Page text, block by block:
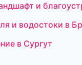
и
и водостоки в
в Сургут